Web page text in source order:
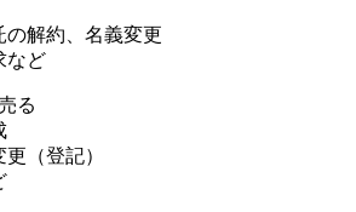
解約、名義変更
など
る
（登記）